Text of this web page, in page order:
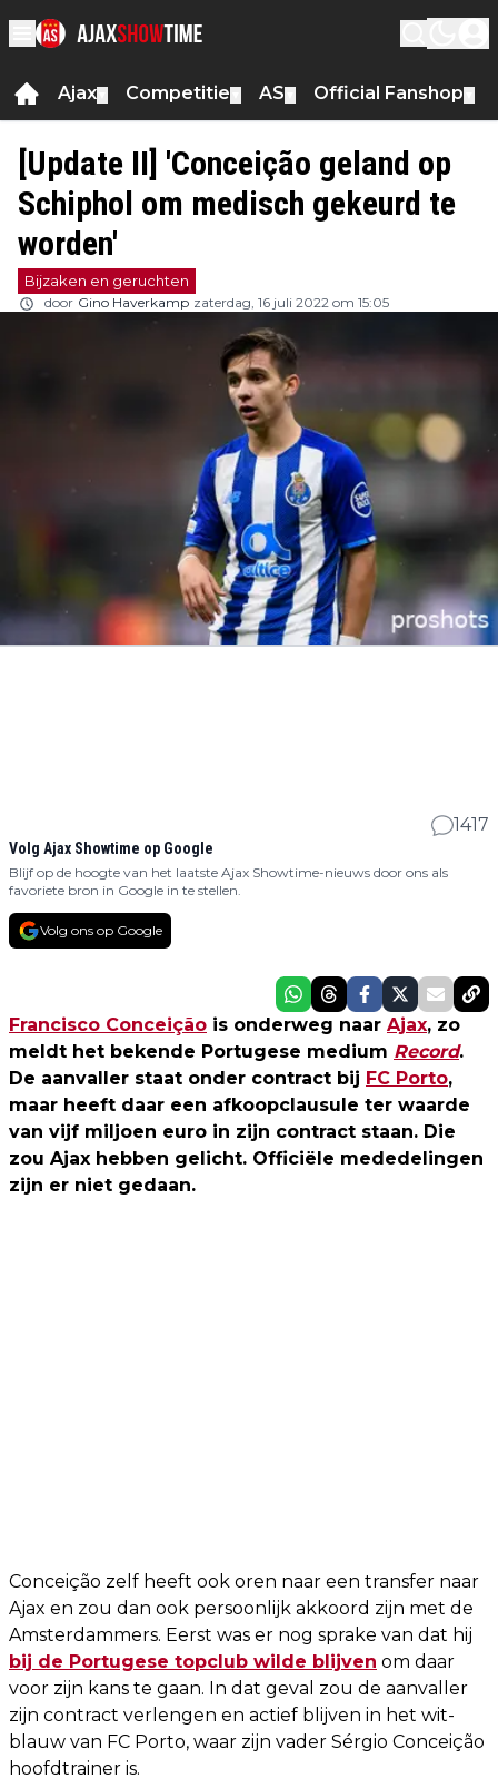
Ajax Competitie AS Official Fanshop
[Update II] 'Conceição geland op
Schiphol om medisch gekeurd te
worden'
Bijzaken en geruchten
door Gino Haverkamp zaterdag, 16 juli 2022 om 15:05
1417
Volg Ajax Showtime op Google
Blijf op de hoogte van het laatste Ajax Showtime-nieuws door ons als
favoriete bron in Google in te stellen.
Volg ons op Google
Francisco Conceição is onderweg naar Ajax, zo
meldt het bekende Portugese medium Record.
De aanvaller staat onder contract bij FC Porto,
maar heeft daar een afkoopclausule ter waarde
van vijf miljoen euro in zijn contract staan. Die
zou Ajax hebben gelicht. Officiële mededelingen
zijn er niet gedaan.
Conceição zelf heeft ook oren naar een transfer naar
Ajax en zou dan ook persoonlijk akkoord zijn met de
Amsterdammers. Eerst was er nog sprake van dat hij
bij de Portugese topclub wilde blijven om daar
voor zijn kans te gaan. In dat geval zou de aanvaller
zijn contract verlengen en actief blijven in het wit-
blauw van FC Porto, waar zijn vader Sérgio Conceição
hoofdtrainer is.